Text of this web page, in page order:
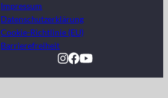
Impressum
Datenschutzerklärung
Cookie-Richtlinie (EU)
Barrierefreiheit